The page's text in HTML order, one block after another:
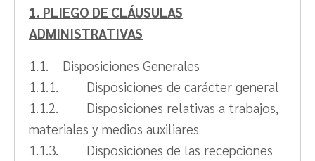
1. PLIEGO DE CLÁUSULAS
ADMINISTRATIVAS
1.1. Disposiciones Generales
1.1.1. Disposiciones de carácter general
1.1.2. Disposiciones relativas a trabajos,
materiales y medios auxiliares
1.1.3. Disposiciones de las recepciones